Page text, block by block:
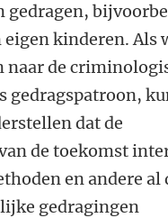
gedragen,
kinderen. Als
naar de
gedragspatroon,
dat de
de toekomst
en andere al
gedragingen